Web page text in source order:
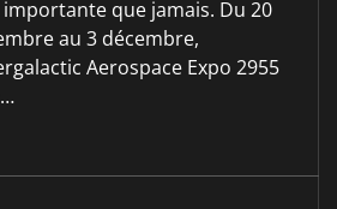
que jamais. Du 20
au 3 décembre,
Aerospace Expo 2955